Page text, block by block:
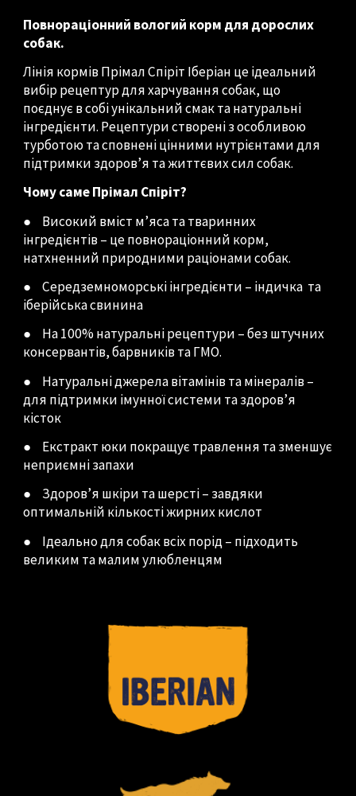
Повнораціонний вологий корм для дорослих
собак.
Лінія кормів Прімал Спіріт Іберіан це ідеальний
вибір рецептур для харчування собак, що
поєднує в собі унікальний смак та натуральні
інгредієнти. Рецептури створені з особливою
турботою та сповнені цінними нутрієнтами для
підтримки здоров’я та життєвих сил собак.
Чому саме Прімал Спіріт?
●
Високий вміст м’яса та тваринних
інгредієнтів – це повнораціонний корм,
натхненний природними раціонами собак.
●
Середземноморські інгредієнти – індичка та
іберійська свинина
●
На 100% натуральні рецептури – без штучних
консервантів, барвників та ГМО.
●
Натуральні джерела вітамінів та мінералів –
для підтримки імунної системи та здоров’я
кісток
●
Екстракт юки покращує травлення та зменшує
неприємні запахи
●
Здоров’я шкіри та шерсті – завдяки
оптимальній кількості жирних кислот
●
Ідеально для собак всіх порід – підходить
великим та малим улюбленцям